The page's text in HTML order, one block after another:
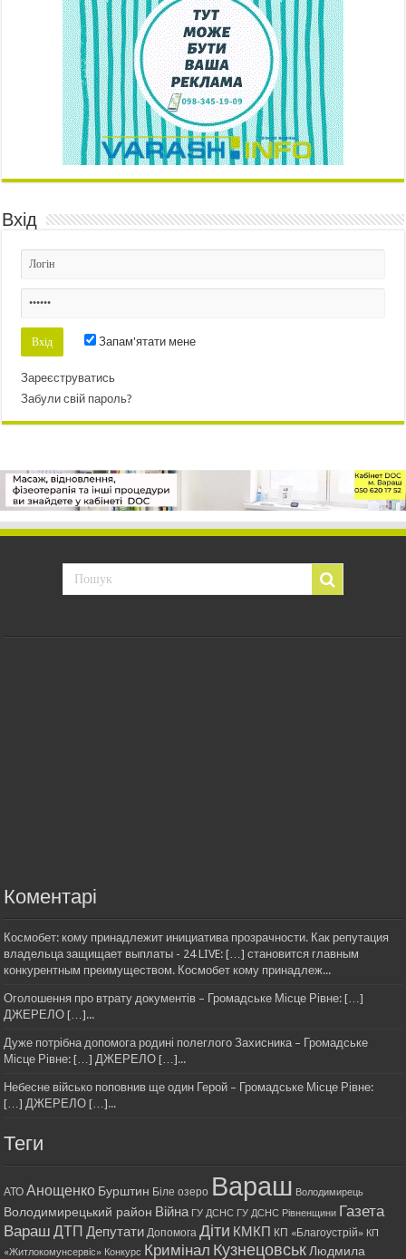
Вхід
Запам'ятати мене
Зареєструватись
Забули свій пароль?
Коментарі
Космобет: кому принадлежит инициатива прозрачности. Как репутация
владельца защищает выплаты - 24 LIVE: […] становится главным
конкурентным преимуществом. Космобет кому принадлеж...
Оголошення про втрату документів – Громадське Місце Рівне: […]
ДЖЕРЕЛО […]...
Дуже потрібна допомога родині полеглого Захисника – Громадське
Місце Рівне: […] ДЖЕРЕЛО […]...
Небесне військо поповнив ще один Герой – Громадське Місце Рівне:
[…] ДЖЕРЕЛО […]...
Теги
АТО Анощенко Бурштин Біле озеро Вараш Володимирець
Володимирецький район Війна ГУ ДСНС ГУ ДСНС Рівненщини Газета
Вараш ДТП Депутати Допомога Діти КМКП КП «Благоустрій» КП
«Житлокомунсервіс» Конкурс Кримінал Кузнецовськ Людмила